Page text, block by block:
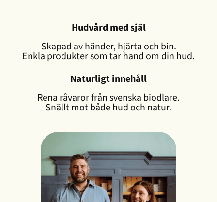
Hudvård med själ
Skapad av händer, hjärta och bin.
Enkla produkter som tar hand om din hud.
Naturligt innehåll
Rena råvaror från svenska biodlare.
Snällt mot både hud och natur.